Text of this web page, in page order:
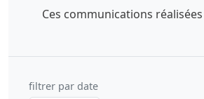
Ces communications
filtrer par date